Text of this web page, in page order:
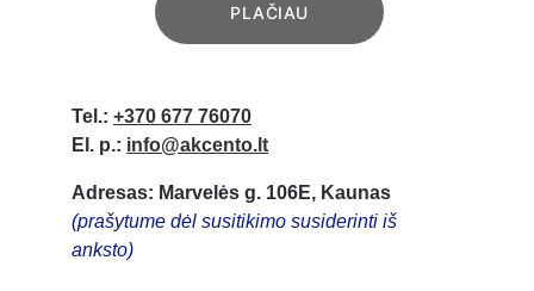
PLAČIAU
Adresas: Marvelės g. 106E, Kaunas
(prašytume dėl susitikimo susiderinti iš
anksto)
Tel.: +370 677 76070
El. p.: info@akcento.lt